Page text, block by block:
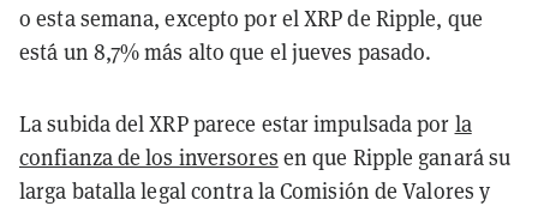
o esta semana, excepto por el XRP de Ripple, que
está un 8,7% más alto que el jueves pasado.
La subida del XRP parece estar impulsada por la
confianza de los inversores en que Ripple ganará su
larga batalla legal contra la Comisión de Valores y